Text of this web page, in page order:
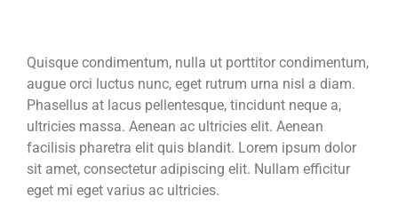
Quisque condimentum, nulla ut porttitor condimentum,
augue orci luctus nunc, eget rutrum urna nisl a diam.
Phasellus at lacus pellentesque, tincidunt neque a,
ultricies massa. Aenean ac ultricies elit. Aenean
facilisis pharetra elit quis blandit. Lorem ipsum dolor
sit amet, consectetur adipiscing elit. Nullam efficitur
eget mi eget varius ac ultricies.